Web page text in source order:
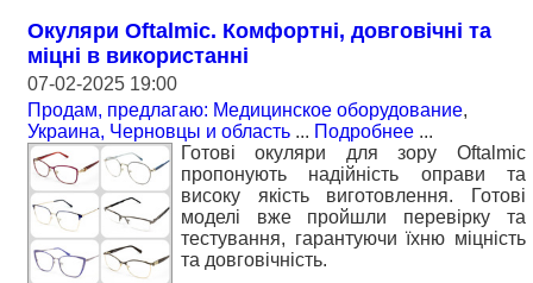
Окуляри Oftalmic. Комфортні, довговічні та
міцні в використанні
07-02-2025 19:00
Продам, предлагаю: Медицинское оборудование,
Украина, Черновцы и область ... Подробнее ...
Готові окуляри для зору Oftalmic
пропонують надійність оправи та
високу якість виготовлення. Готові
моделі вже пройшли перевірку та
тестування, гарантуючи їхню міцність
та довговічність.